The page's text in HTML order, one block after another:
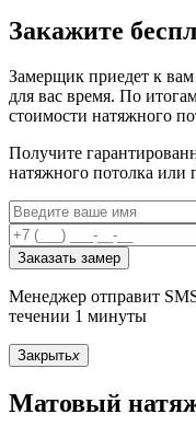
Закажите
Замерщик приедет к
для вас время. По
стоимости натяжного
Получите
натяжного потолка или
Заказать замер
Менеджер отправит
течении 1 минуты
Закрытьx
Матовый